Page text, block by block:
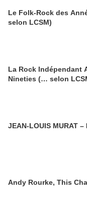
Le Folk-Rock des
selon LCSM)
La Rock Indépendant
Nineties (… selon
JEAN-LOUIS MURAT
Andy Rourke, This